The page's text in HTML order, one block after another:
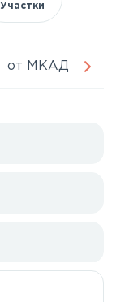
Участки
от МКАД